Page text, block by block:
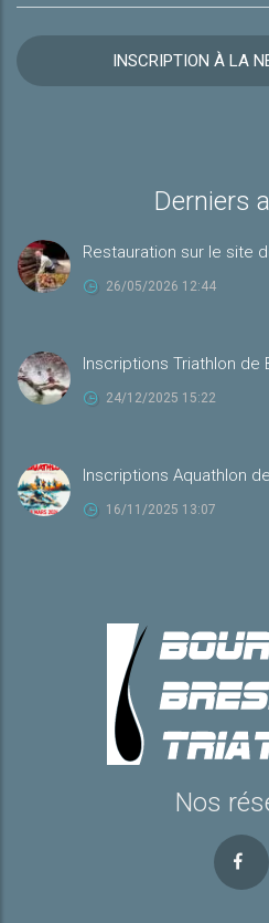
INSCRIPTION À LA
Derniers
Restauration sur le site
26/05/2026 12:44
Inscriptions Triathlon de
24/12/2025 15:22
Inscriptions Aquathlon
16/11/2025 13:07
Nos